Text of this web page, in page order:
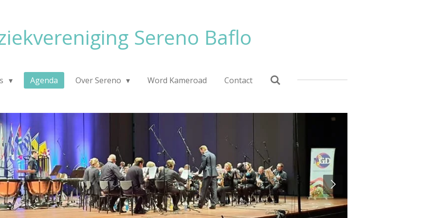
Sereno Baflo
Agenda Over Sereno Word Kameroad Contact